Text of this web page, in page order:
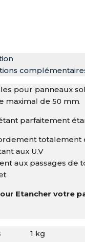
pour panneaux
maximal de 50 mm.
parfaitement
totalement
aux U.V
aux passages de
Etancher votre
1 kg